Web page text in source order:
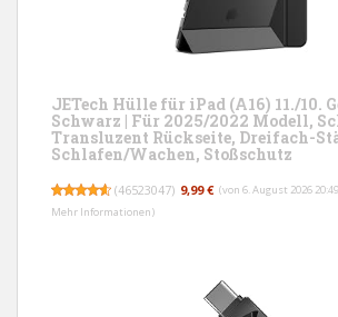
JETech Hülle für iPad (A16) 11./10.
Schwarz | Für 2025/2022 Modell,
Transluzent Rückseite, Dreifach-
Schlafen/Wachen, Stoßschutz
(46523047) 9,99 € (von 6. August 2026
Mehr Informationen)